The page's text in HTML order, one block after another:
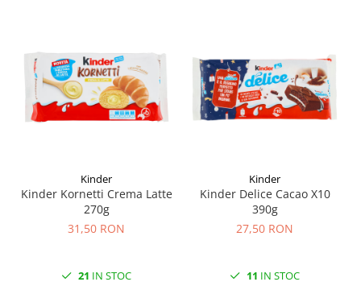
Kinder
Kinder Kornetti Crema Latte
270g
31,50 RON
21 IN STOC
Kinder
Kinder Delice Cacao X10
390g
27,50 RON
11 IN STOC